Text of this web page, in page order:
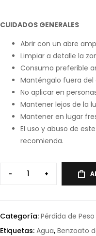
CUIDADOS GENERALES
Abrir con un abre
Limpiar a detalle la
Consumo preferible
Manténgalo fuera del
No aplicar en
Mantener lejos de la
Mantener en lugar
El uso y abuso de
recomienda.
- +
Categoría: Pérdida de Peso
Etiquetas: Agua, Benzoato